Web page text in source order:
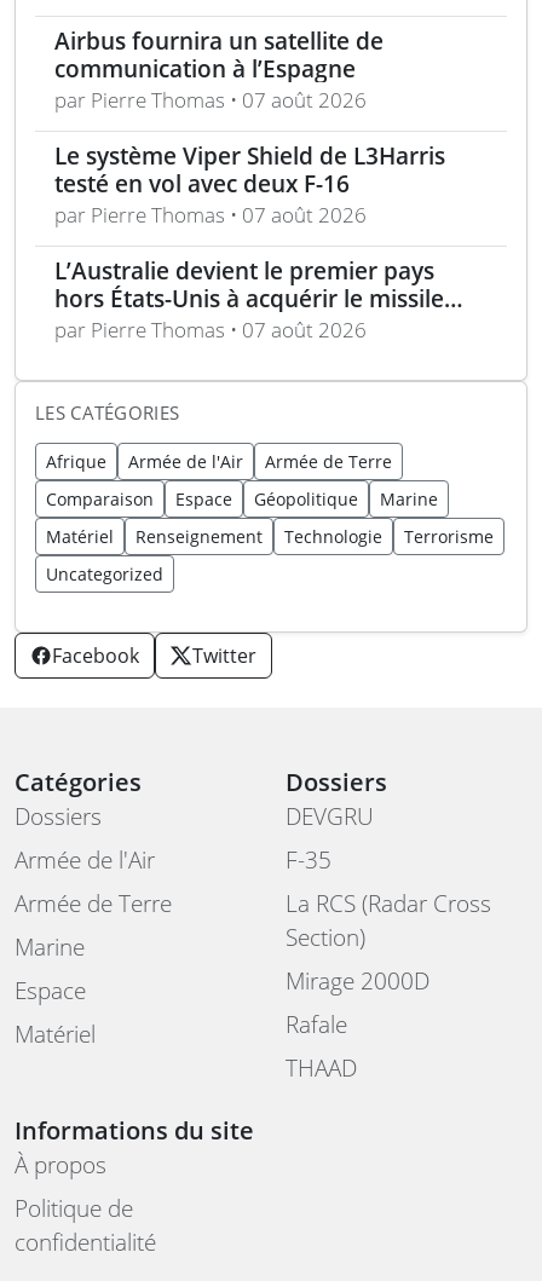
Airbus fournira un satellite de
communication à l’Espagne
par Pierre Thomas • 07 août 2026
Le système Viper Shield de L3Harris
testé en vol avec deux F-16
par Pierre Thomas • 07 août 2026
L’Australie devient le premier pays
hors États-Unis à acquérir le missile
AIM-260 JATM
par Pierre Thomas • 07 août 2026
LES CATÉGORIES
Afrique Armée de l'Air
Armée de Terre
Comparaison
Espace Géopolitique
Marine
Matériel
Renseignement Technologie
Terrorisme
Uncategorized
Facebook Twitter
Catégories
Dossiers
Armée de l'Air
Armée de Terre
Marine
Espace
Matériel
Dossiers
DEVGRU
F-35
La RCS (Radar Cross
Section)
Mirage 2000D
Rafale
THAAD
Informations du site
À propos
Politique de
confidentialité